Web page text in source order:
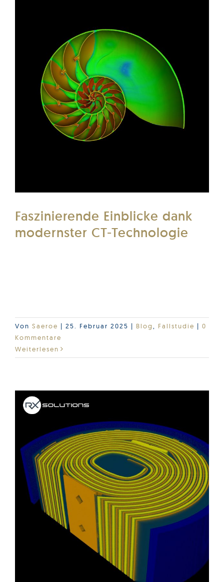
Faszinierende Einblicke dank
modernster CT-Technologie
Von Saeroe | 25. Februar 2025 | Blog Fallstudie | 0
Kommentare
Weiterlesen